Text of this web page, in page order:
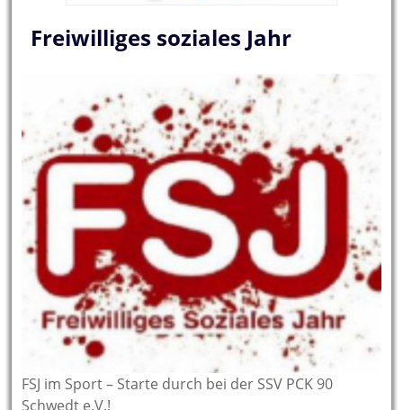
Freiwilliges soziales Jahr
FSJ im Sport – Starte durch bei der SSV PCK 90
Schwedt e.V.!